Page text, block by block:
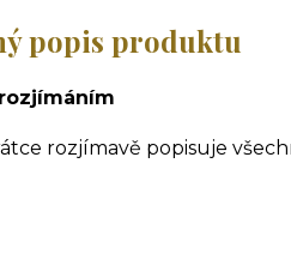
popis produktu
rozjímavě popisuje